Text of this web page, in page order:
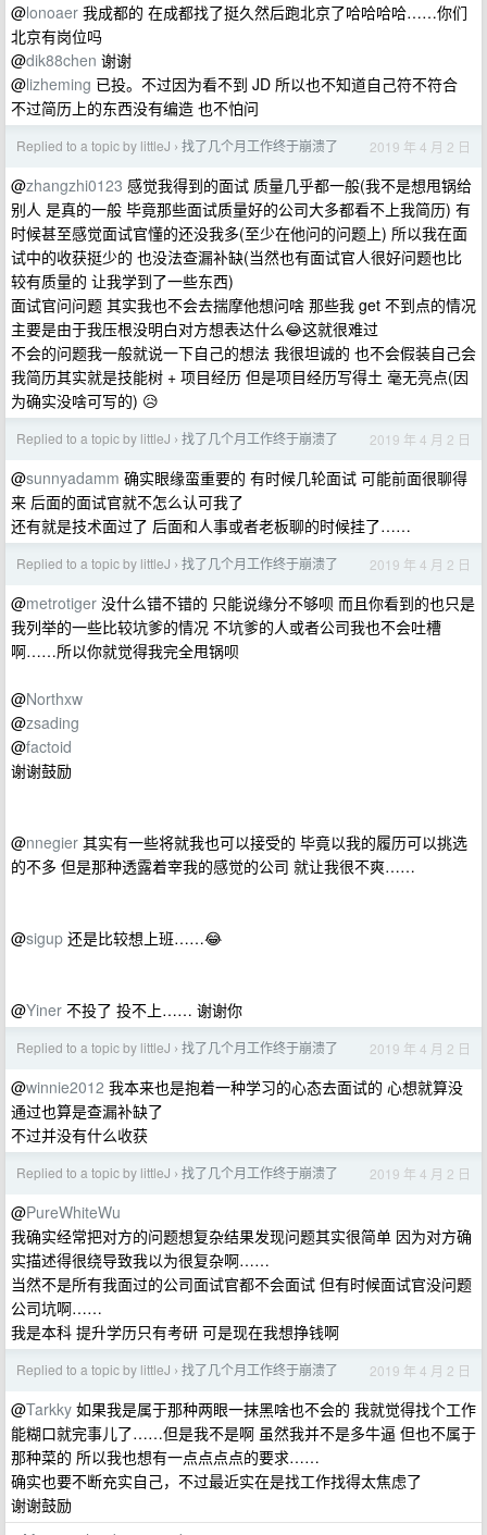
@lonoaer 我成都的 在成都找了挺久然后跑北京了哈哈哈哈……你们
北京有岗位吗
@dik88chen 谢谢
@lizheming 已投。不过因为看不到 JD 所以也不知道自己符不符合
不过简历上的东西没有编造 也不怕问
Replied to a topic by littleJ › 找了几个月工作终于崩溃了 2019 年 4 月 2 日
@zhangzhi0123 感觉我得到的面试 质量几乎都一般(我不是想甩锅给
别人 是真的一般 毕竟那些面试质量好的公司大多都看不上我简历) 有
时候甚至感觉面试官懂的还没我多(至少在他问的问题上) 所以我在面
试中的收获挺少的 也没法查漏补缺(当然也有面试官人很好问题也比
较有质量的 让我学到了一些东西)
面试官问问题 其实我也不会去揣摩他想问啥 那些我 get 不到点的情况
主要是由于我压根没明白对方想表达什么😂这就很难过
不会的问题我一般就说一下自己的想法 我很坦诚的 也不会假装自己会
我简历其实就是技能树 + 项目经历 但是项目经历写得土 毫无亮点(因
为确实没啥可写的) 😥
Replied to a topic by littleJ › 找了几个月工作终于崩溃了 2019 年 4 月 2 日
@sunnyadamm 确实眼缘蛮重要的 有时候几轮面试 可能前面很聊得
来 后面的面试官就不怎么认可我了
还有就是技术面过了 后面和人事或者老板聊的时候挂了……
Replied to a topic by littleJ › 找了几个月工作终于崩溃了 2019 年 4 月 2 日
@metrotiger 没什么错不错的 只能说缘分不够呗 而且你看到的也只是
我列举的一些比较坑爹的情况 不坑爹的人或者公司我也不会吐槽
啊……所以你就觉得我完全甩锅呗
@Northxw
@zsading
@factoid
谢谢鼓励
@nnegier 其实有一些将就我也可以接受的 毕竟以我的履历可以挑选
的不多 但是那种透露着宰我的感觉的公司 就让我很不爽……
@sigup 还是比较想上班……😂
@Yiner 不投了 投不上…… 谢谢你
Replied to a topic by littleJ › 找了几个月工作终于崩溃了 2019 年 4 月 2 日
@winnie2012 我本来也是抱着一种学习的心态去面试的 心想就算没
通过也算是查漏补缺了
不过并没有什么收获
Replied to a topic by littleJ › 找了几个月工作终于崩溃了 2019 年 4 月 2 日
@PureWhiteWu
我确实经常把对方的问题想复杂结果发现问题其实很简单 因为对方确
实描述得很绕导致我以为很复杂啊……
当然不是所有我面过的公司面试官都不会面试 但有时候面试官没问题
公司坑啊……
我是本科 提升学历只有考研 可是现在我想挣钱啊
Replied to a topic by littleJ › 找了几个月工作终于崩溃了 2019 年 4 月 2 日
@Tarkky 如果我是属于那种两眼一抹黑啥也不会的 我就觉得找个工作
能糊口就完事儿了……但是我不是啊 虽然我并不是多牛逼 但也不属于
那种菜的 所以我也想有一点点点点的要求……
确实也要不断充实自己，不过最近实在是找工作找得太焦虑了
谢谢鼓励